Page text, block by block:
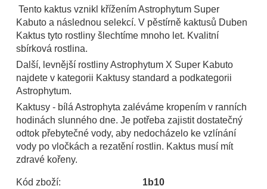
Tento kaktus vznikl křížením Astrophytum Super
Kabuto a následnou selekcí. V pěstírně kaktusů Duben
Kaktus tyto rostliny šlechtíme mnoho let. Kvalitní
sbírková rostlina.
Další, levnější rostliny Astrophytum X Super Kabuto
najdete v kategorii Kaktusy standard a podkategorii
Astrophytum.
Kaktusy - bílá Astrophyta zaléváme kropením v ranních
hodinách slunného dne. Je potřeba zajistit dostatečný
odtok přebytečné vody, aby nedocházelo ke vzlínání
vody po vločkách a rezatění rostlin. Kaktus musí mít
zdravé kořeny.
Kód zboží:
1b10